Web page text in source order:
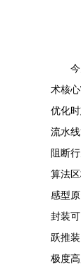
术核
优化
流水
阻断
算法
感型
封装
跃推
极度